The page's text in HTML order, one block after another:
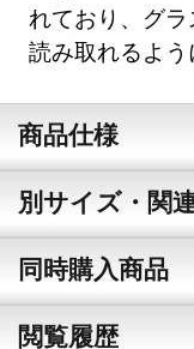
れており、グ
読み取れるよう
商品仕様
別サイズ・関
同時購入商品
閲覧履歴